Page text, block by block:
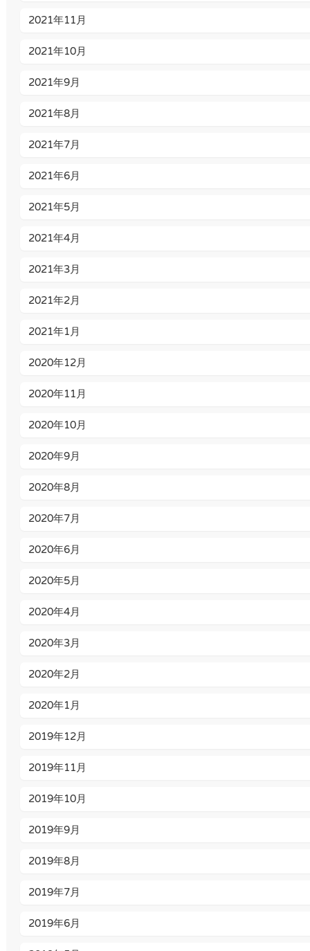
2021年11月
2021年10月
2021年9月
2021年8月
2021年7月
2021年6月
2021年5月
2021年4月
2021年3月
2021年2月
2021年1月
2020年12月
2020年11月
2020年10月
2020年9月
2020年8月
2020年7月
2020年6月
2020年5月
2020年4月
2020年3月
2020年2月
2020年1月
2019年12月
2019年11月
2019年10月
2019年9月
2019年8月
2019年7月
2019年6月